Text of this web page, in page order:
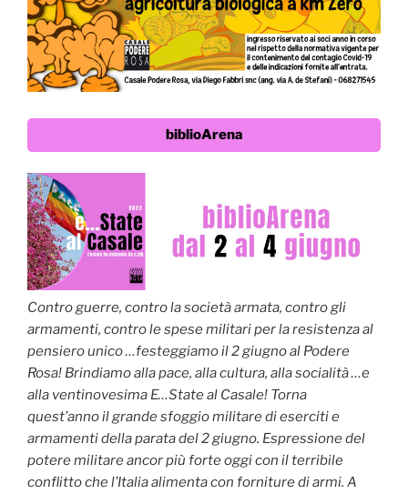
biblioArena
Contro guerre, contro la società armata, contro gli
armamenti, contro le spese militari per la resistenza al
pensiero unico …festeggiamo il 2 giugno al Podere
Rosa! Brindiamo alla pace, alla cultura, alla socialità …e
alla ventinovesima E…State al Casale! Torna
quest’anno il grande sfoggio militare di eserciti e
armamenti della parata del 2 giugno. Espressione del
potere militare ancor più forte oggi con il terribile
conflitto che l’Italia alimenta con forniture di armi. A